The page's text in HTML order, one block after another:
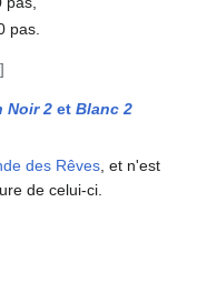
pas.
]
Noir 2 et Blanc 2
des Rêves , et n'est
de celui-ci.